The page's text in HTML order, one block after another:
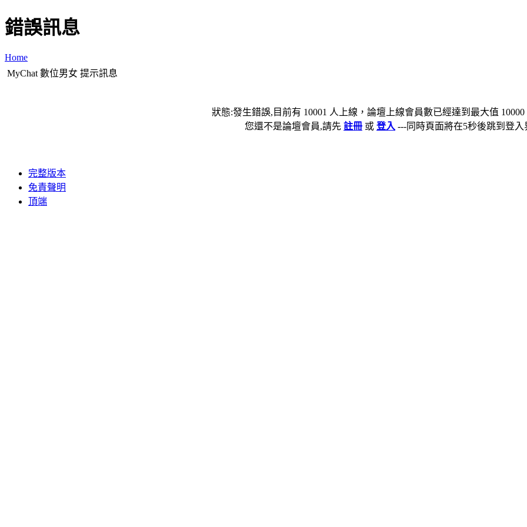
錯誤訊息
Home
MyChat 數位男女 提示訊息
狀態:發生錯誤,目前有 10001 人上線，論壇上線會員數已經達到最大值
您還不是論壇會員,請先 註冊 或 登入 ---同時頁面將在5秒後跳到登入
完整版本
免責聲明
頂端